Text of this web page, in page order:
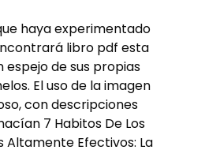
haya experimentado
libro pdf esta
espejo de sus propias
El uso de la imagen
con descripciones
7 Habitos De Los
Altamente Efectivos: La